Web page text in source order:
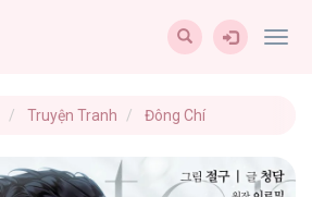
Truyện Tranh Đông Chí